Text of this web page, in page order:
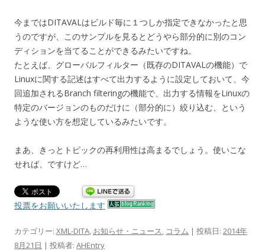
今まではDITAVALはビルド毎に１つしか指定できなかったと思
うのですが、このサンプルを見るとどうやら部分的に別のコン
ディションを当てることができるみたいですね。
たとえば、グローバルフィルター（既存のDITAVALの機能）で
Linuxに関する記述はすべて出力するように設定しておいて、今
回追加されるBranch filteringの機能で、出力する情報をLinuxの
特定のバージョンのものだけに（部分的に）絞り込む、という
ような使い方を想定しているみたいです。
まあ、きっとトピックの再利用性は高まるでしょう。使いこな
せれば、ですけど…
投票をお願いいたします
カテゴリー: XML-DITA, お知らせ・ニュース, コラム | 投稿日: 2014年
8月21日 | 投稿者: AHEntry